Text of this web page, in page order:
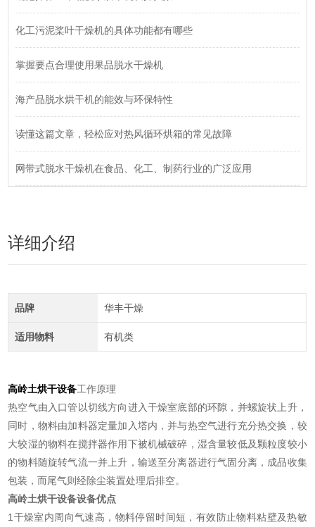
化工污泥桨叶干燥机的具体功能都有哪些
掌握要点合理使用果品脱水干燥机
海产品脱水烘干机的能效与环保特性
读懂这篇文章，轻松应对热风循环烘箱的常见故障
网带式脱水干燥机在食品、化工、制药行业的广泛应用
详细介绍
品牌 华丰干燥
适用物料 有机类
高岭土烘干设备工作原理
热空气由入口管以切线方向进入干燥室底部的环隙，并螺旋状上升，
同时，物料由加料器定量加入塔内，并与热空气进行充分热交换，较
大较湿的物料在搅拌器作用下被机械破碎，湿含量较低及颗粒度较小
的物料随旋转气流一并上升，输送至分离器进行气固分离，成品收集
包装，而尾气则经除尘装置处理后排空。
高岭土烘干设备设备优点
1干燥室内周向气速高，物料停留时间短，有效防止物料粘壁及热敏